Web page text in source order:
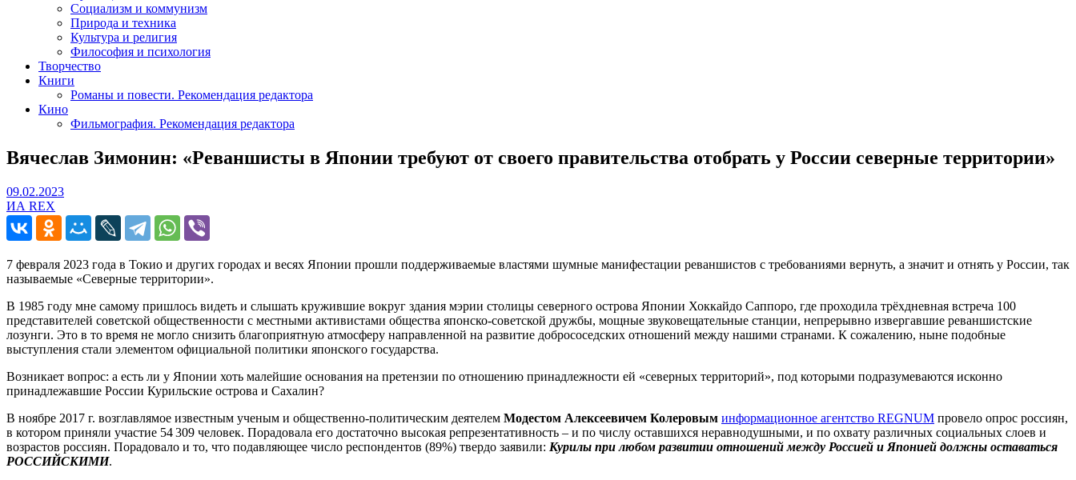
Социализм и коммунизм
Природа и техника
Культура и религия
Философия и психология
Творчество
Книги
Романы и повести. Рекомендация редактора
Кино
Фильмография. Рекомендация редактора
Вячеслав Зимонин: «Реваншисты в Японии требуют от своего правительства отобрать у России северные территории»
09.02.202309.02.2023
ИА REX
7 февраля 2023 года в Токио и других городах и весях Японии прошли поддерживаемые властями шумные манифестации реваншистов с требованиями вернуть, а значит и отнять у России, так
называемые «Северные территории».
В 1985 году мне самому пришлось видеть и слышать кружившие вокруг здания мэрии столицы северного острова Японии Хоккайдо Саппоро, где проходила трёхдневная встреча 100
представителей советской общественности с местными активистами общества японско-советской дружбы, мощные звуковещательные станции, непрерывно извергавшие реваншистские
лозунги. Это в то время не могло снизить благоприятную атмосферу направленной на развитие добрососедских отношений между нашими странами. К сожалению, ныне подобные
выступления стали элементом официальной политики японского государства.
Возникает вопрос: а есть ли у Японии хоть малейшие основания на претензии по отношению принадлежности ей «северных территорий», под которыми подразумеваются исконно
принадлежавшие России Курильские острова и Сахалин?
В ноябре 2017 г. возглавлямое известным ученым и общественно-политическим деятелем Модестом Алексеевичем Колеровым информационное агентство REGNUM провело опрос россиян,
в котором приняли участие 54 309 человек. Порадовала его достаточно высокая репрезентативность – и по числу оставшихся неравнодушными, и по охвату различных социальных слоев и
возрастов россиян. Порадовало и то, что подавляющее число респондентов (89%) твердо заявили: Курилы при любом развитии отношений между Россией и Японией должны оставаться
РОССИЙСКИМИ.